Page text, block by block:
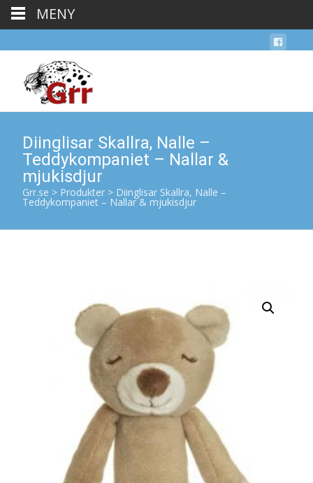
Diinglisar Skallra, Nalle –
Teddykompaniet – Nallar &
mjukisdjur
Grr.se > Produkter > Diinglisar Skallra, Nalle –
Teddykompaniet – Nallar & mjukisdjur
MENY